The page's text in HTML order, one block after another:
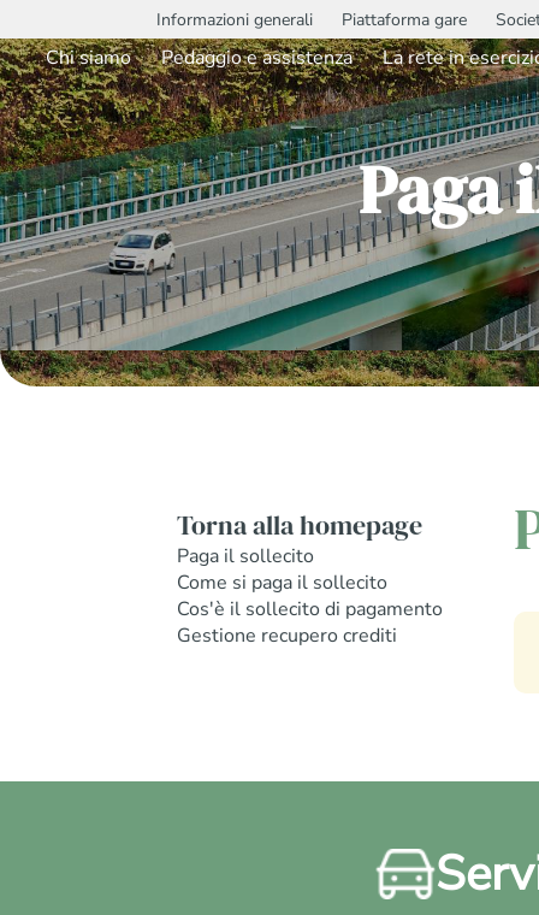
Informazioni generali Piattaforma gare
Chi siamo Pedaggio e assistenza La rete in
Paga
Torna alla homepage
Paga il sollecito
Come si paga il sollecito
Cos'è il sollecito di pagamento
Gestione recupero crediti